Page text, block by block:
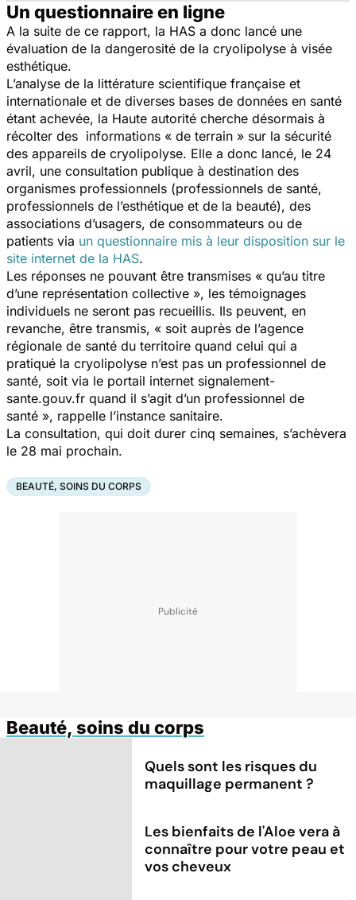
Un questionnaire en ligne
A la suite de ce rapport, la HAS a donc lancé une
évaluation de la dangerosité de la cryolipolyse à visée
esthétique.
L’analyse de la littérature scientifique française et
internationale et de diverses bases de données en santé
étant achevée, la Haute autorité cherche désormais à
récolter des informations « de terrain » sur la sécurité
des appareils de cryolipolyse. Elle a donc lancé, le 24
avril, une consultation publique à destination des
organismes professionnels (professionnels de santé,
professionnels de l’esthétique et de la beauté), des
associations d’usagers, de consommateurs ou de
patients via un questionnaire mis à leur disposition sur le
site internet de la HAS.
Les réponses ne pouvant être transmises « qu’au titre
d’une représentation collective », les témoignages
individuels ne seront pas recueillis. Ils peuvent, en
revanche, être transmis, « soit auprès de l’agence
régionale de santé du territoire quand celui qui a
pratiqué la cryolipolyse n’est pas un professionnel de
santé, soit via le portail internet signalement-
sante.gouv.fr quand il s’agit d’un professionnel de
santé », rappelle l’instance sanitaire.
La consultation, qui doit durer cinq semaines, s’achèvera
le 28 mai prochain.
BEAUTÉ, SOINS DU CORPS
Beauté, soins du corps
Quels sont les risques du
maquillage permanent ?
Les bienfaits de l'Aloe vera à
connaître pour votre peau et
vos cheveux